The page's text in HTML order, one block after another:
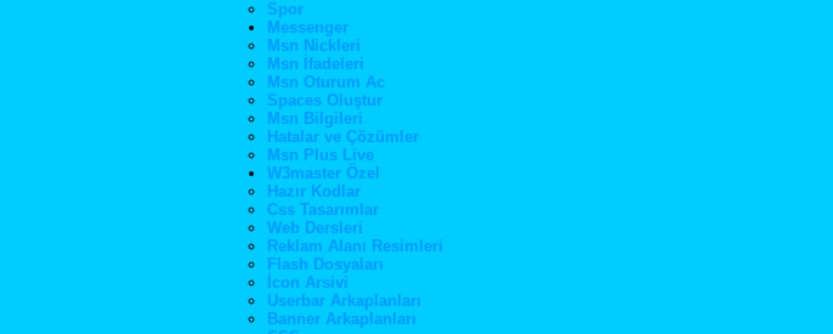
Spor
Messenger
Msn Nickleri
Msn İfadeleri
Msn Oturum Ac
Spaces Oluştur
Msn Bilgileri
Hatalar ve Çözümler
Msn Plus Live
W3master Özel
Hazır Kodlar
Css Tasarımlar
Web Dersleri
Reklam Alanı Resimleri
Flash Dosyaları
İcon Arsivi
Userbar Arkaplanları
Banner Arkaplanları